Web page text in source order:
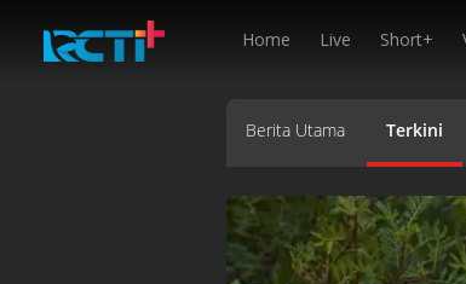
Home Live Short+
Berita Utama Terkini